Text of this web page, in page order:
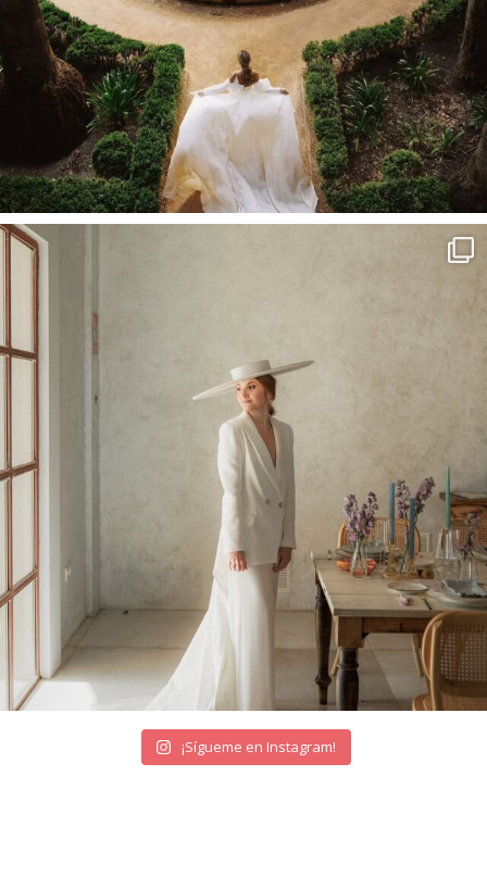
¡Sígueme en Instagram!